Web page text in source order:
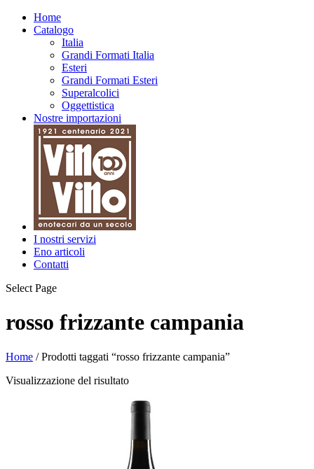
Home
Catalogo
Italia
Grandi Formati Italia
Esteri
Grandi Formati Esteri
Superalcolici
Oggettistica
Nostre importazioni
I nostri servizi
Eno articoli
Contatti
Select Page
rosso frizzante campania
Home / Prodotti taggati “rosso frizzante campania”
Visualizzazione del risultato